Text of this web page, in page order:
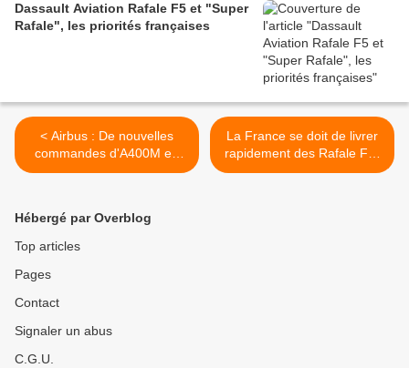
Dassault Aviation Rafale F5 et "Super
Rafale", les priorités françaises
< Airbus : De nouvelles
commandes d'A400M en
préparation
La France se doit de livrer
rapidement des Rafale F3-
R à l'Ukraine ! >
Hébergé par Overblog
Top articles
Pages
Contact
Signaler un abus
C.G.U.